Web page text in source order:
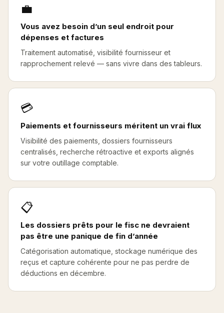
💼
Vous avez besoin d’un seul endroit pour
dépenses et factures
Traitement automatisé, visibilité fournisseur et
rapprochement relevé — sans vivre dans des tableurs.
💳
Paiements et fournisseurs méritent un vrai flux
Visibilité des paiements, dossiers fournisseurs
centralisés, recherche rétroactive et exports alignés
sur votre outillage comptable.
📋
Les dossiers prêts pour le fisc ne devraient
pas être une panique de fin d’année
Catégorisation automatique, stockage numérique des
reçus et capture cohérente pour ne pas perdre de
déductions en décembre.